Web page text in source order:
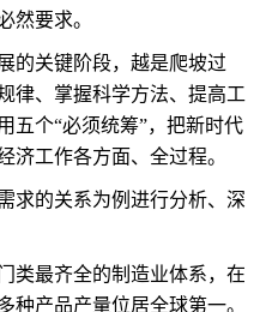
然要求。
关键阶段，越是爬坡过
律、掌握科学方法、提高工
五个“必须统筹”，把新时代
济工作各方面、全过程。
的关系为例进行分析、深
最齐全的制造业体系，在
种产品产量位居全球第一。